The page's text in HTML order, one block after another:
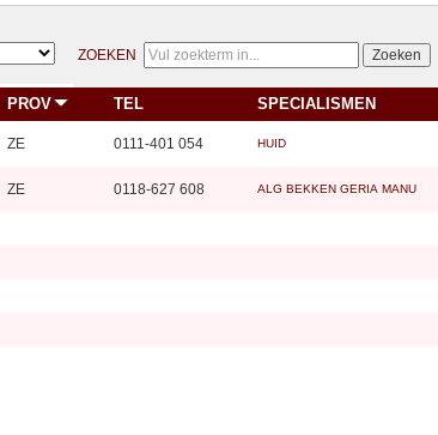
ZOEKEN
PROV TEL SPECIALISMEN
ZE 0111-401 054 HUID
ZE 0118-627 608 ALG BEKKEN GERIA MANU